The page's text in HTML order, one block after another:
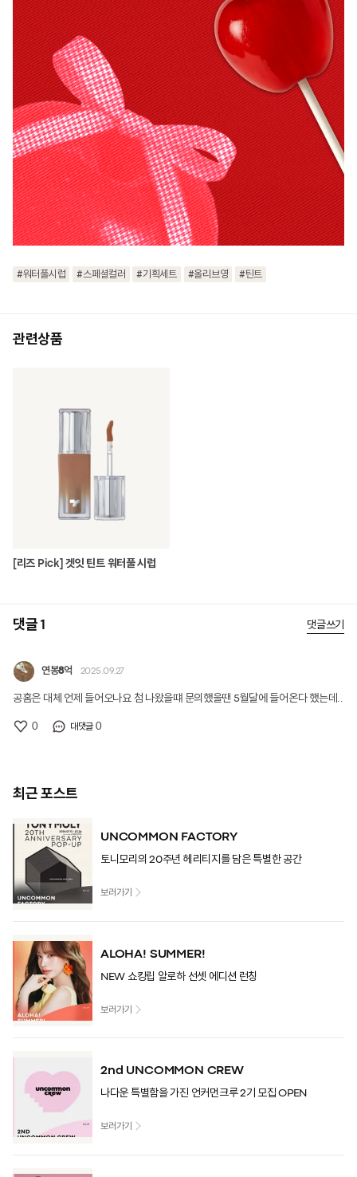
#워터풀시럽 #스페셜컬러 #기획세트 #올리브영 #틴트
관련상품
[리즈 Pick] 겟잇 틴트 워터풀 시럽
댓글 1 댓글쓰기
연봉8억 2025.09.27
공홈은 대체 언제 들어오나요 첨 나왔을떄 문의했을땐 5월달에 들어온다 했는데..
0 대댓글 0
최근 포스트
UNCOMMON FACTORY
토니모리의 20주년 헤리티지를 담은 특별한 공간
보러가기
ALOHA! SUMMER!
NEW 쇼킹립 알로하 선셋 에디션 런칭
보러가기
2nd UNCOMMON CREW
나다운 특별함을 가진 언커먼크루 2기 모집 OPEN
보러가기